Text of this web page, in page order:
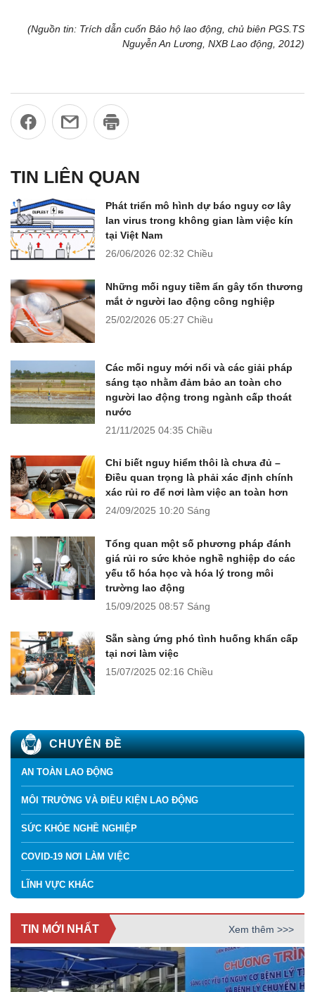
(Nguồn tin: Trích dẫn cuốn Bảo hộ lao động, chủ biên PGS.TS
Nguyễn An Lương, NXB Lao động, 2012)
TIN LIÊN QUAN
Phát triển mô hình dự báo nguy cơ lây
lan virus trong không gian làm việc kín
tại Việt Nam
26/06/2026 02:32 Chiều
Những mối nguy tiềm ẩn gây tổn thương
mắt ở người lao động công nghiệp
25/02/2026 05:27 Chiều
Các mối nguy mới nổi và các giải pháp
sáng tạo nhằm đảm bảo an toàn cho
người lao động trong ngành cấp thoát
nước
21/11/2025 04:35 Chiều
Chỉ biết nguy hiểm thôi là chưa đủ –
Điều quan trọng là phải xác định chính
xác rủi ro để nơi làm việc an toàn hơn
24/09/2025 10:20 Sáng
Tổng quan một số phương pháp đánh
giá rủi ro sức khỏe nghề nghiệp do các
yếu tố hóa học và hóa lý trong môi
trường lao động
15/09/2025 08:57 Sáng
Sẵn sàng ứng phó tình huống khẩn cấp
tại nơi làm việc
15/07/2025 02:16 Chiều
CHUYÊN ĐỀ
AN TOÀN LAO ĐỘNG
MÔI TRƯỜNG VÀ ĐIỀU KIỆN LAO ĐỘNG
SỨC KHỎE NGHỀ NGHIỆP
COVID-19 NƠI LÀM VIỆC
LĨNH VỰC KHÁC
TIN MỚI NHẤT Xem thêm >>>